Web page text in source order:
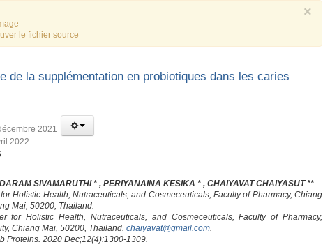
×
le fichier source
de la supplémentation en probiotiques dans les caries
2021
2022
SIVAMARUTHI * , PERIYANAINA KESIKA * , CHAIYAVAT CHAIYASUT **
Holistic Health, Nutraceuticals, and Cosmeceuticals, Faculty of Pharmacy, Chiang
Mai, 50200, Thailand.
for Holistic Health, Nutraceuticals, and Cosmeceuticals, Faculty of Pharmacy,
Chiang Mai, 50200, Thailand. chaiyavat@gmail.com
Proteins. 2020 Dec;12(4):1300-1309.